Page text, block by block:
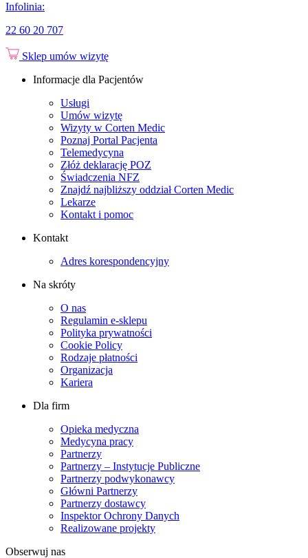
Infolinia:
22 60 20 707
Sklep umów wizytę
Informacje dla Pacjentów
Usługi
Umów wizytę
Wizyty w Corten Medic
Poznaj Portal Pacjenta
Telemedycyna
Złóż deklarację POZ
Świadczenia NFZ
Znajdź najbliższy oddział Corten Medic
Lekarze
Kontakt i pomoc
Kontakt
Adres korespondencyjny
Na skróty
O nas
Regulamin e-sklepu
Polityka prywatności
Cookie Policy
Rodzaje płatności
Organizacja
Kariera
Dla firm
Opieka medyczna
Medycyna pracy
Partnerzy
Partnerzy – Instytucje Publiczne
Partnerzy podwykonawcy
Główni Partnerzy
Partnerzy dostawcy
Inspektor Ochrony Danych
Realizowane projekty
Obserwuj nas